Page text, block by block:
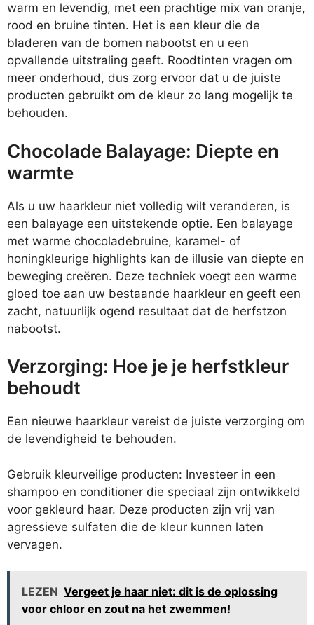
warm en levendig, met een prachtige mix van oranje,
rood en bruine tinten. Het is een kleur die de
bladeren van de bomen nabootst en u een
opvallende uitstraling geeft. Roodtinten vragen om
meer onderhoud, dus zorg ervoor dat u de juiste
producten gebruikt om de kleur zo lang mogelijk te
behouden.
Chocolade Balayage: Diepte en
warmte
Als u uw haarkleur niet volledig wilt veranderen, is
een balayage een uitstekende optie. Een balayage
met warme chocoladebruine, karamel- of
honingkleurige highlights kan de illusie van diepte en
beweging creëren. Deze techniek voegt een warme
gloed toe aan uw bestaande haarkleur en geeft een
zacht, natuurlijk ogend resultaat dat de herfstzon
nabootst.
Verzorging: Hoe je je herfstkleur
behoudt
Een nieuwe haarkleur vereist de juiste verzorging om
de levendigheid te behouden.
Gebruik kleurveilige producten: Investeer in een
shampoo en conditioner die speciaal zijn ontwikkeld
voor gekleurd haar. Deze producten zijn vrij van
agressieve sulfaten die de kleur kunnen laten
vervagen.
LEZEN Vergeet je haar niet: dit is de oplossing
voor chloor en zout na het zwemmen!